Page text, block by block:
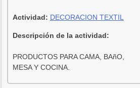
Actividad: DECORACION TEXTIL
Descripción de la actividad:
PRODUCTOS PARA CAMA, BAñO,
MESA Y COCINA.